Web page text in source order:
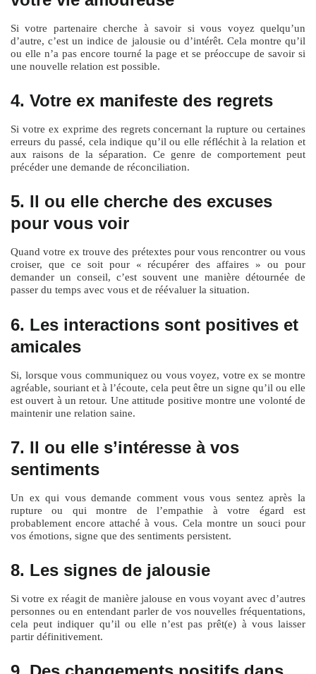
Si votre partenaire cherche à savoir si vous voyez quelqu’un
d’autre, c’est un indice de jalousie ou d’intérêt. Cela montre qu’il
ou elle n’a pas encore tourné la page et se préoccupe de savoir si
une nouvelle relation est possible.
4. Votre ex manifeste des regrets
Si votre ex exprime des regrets concernant la rupture ou certaines
erreurs du passé, cela indique qu’il ou elle réfléchit à la relation et
aux raisons de la séparation. Ce genre de comportement peut
précéder une demande de réconciliation.
5. Il ou elle cherche des excuses
pour vous voir
Quand votre ex trouve des prétextes pour vous rencontrer ou vous
croiser, que ce soit pour « récupérer des affaires » ou pour
demander un conseil, c’est souvent une manière détournée de
passer du temps avec vous et de réévaluer la situation.
6. Les interactions sont positives et
amicales
Si, lorsque vous communiquez ou vous voyez, votre ex se montre
agréable, souriant et à l’écoute, cela peut être un signe qu’il ou elle
est ouvert à un retour. Une attitude positive montre une volonté de
maintenir une relation saine.
7. Il ou elle s’intéresse à vos
sentiments
Un ex qui vous demande comment vous vous sentez après la
rupture ou qui montre de l’empathie à votre égard est
probablement encore attaché à vous. Cela montre un souci pour
vos émotions, signe que des sentiments persistent.
8. Les signes de jalousie
Si votre ex réagit de manière jalouse en vous voyant avec d’autres
personnes ou en entendant parler de vos nouvelles fréquentations,
cela peut indiquer qu’il ou elle n’est pas prêt(e) à vous laisser
partir définitivement.